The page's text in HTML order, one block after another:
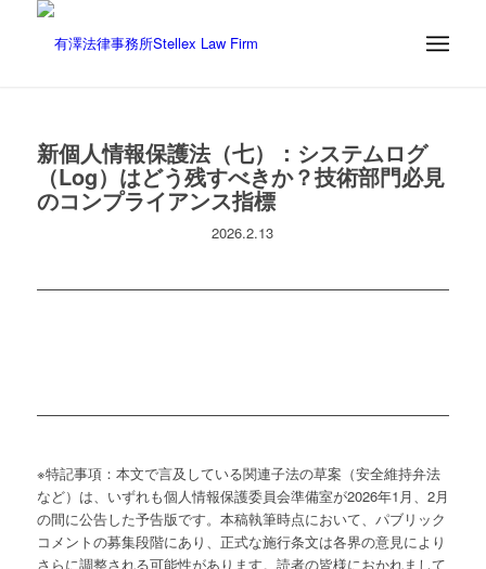
新個人情報保護法（七）：システムログ
（Log）はどう残すべきか？技術部門必見
のコンプライアンス指標
2026.2.13
※特記事項：本文で言及している関連子法の草案（安全維持弁法
など）は、いずれも個人情報保護委員会準備室が2026年1月、2月
の間に公告した予告版です。本稿執筆時点において、パブリック
コメントの募集段階にあり、正式な施行条文は各界の意見により
さらに調整される可能性があります。読者の皆様におかれまして